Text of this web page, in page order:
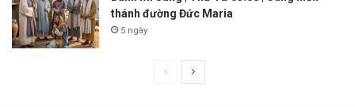
thánh đường Đức Maria
5 ngày